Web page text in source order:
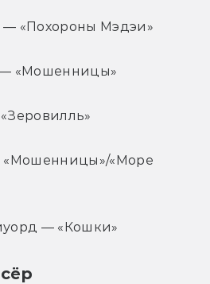
«Похороны Мэдэи»
— «Мошенницы»
«Мошенницы»/«Море
— «Кошки»